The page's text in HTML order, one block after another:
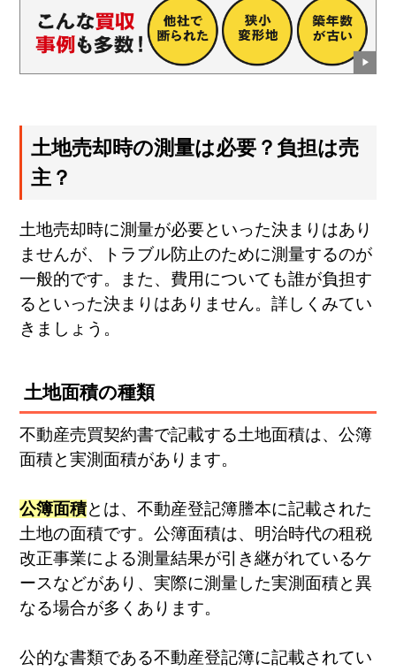
土地売却時の測量は必要？負担は売
主？
土地売却時に測量が必要といった決まりはあり
ませんが、トラブル防止のために測量するのが
一般的です。また、費用についても誰が負担す
るといった決まりはありません。詳しくみてい
きましょう。
土地面積の種類
不動産売買契約書で記載する土地面積は、公簿
面積と実測面積があります。
公簿面積とは、不動産登記簿謄本に記載された
土地の面積です。公簿面積は、明治時代の租税
改正事業による測量結果が引き継がれているケ
ースなどがあり、実際に測量した実測面積と異
なる場合が多くあります。
公的な書類である不動産登記簿に記載されてい